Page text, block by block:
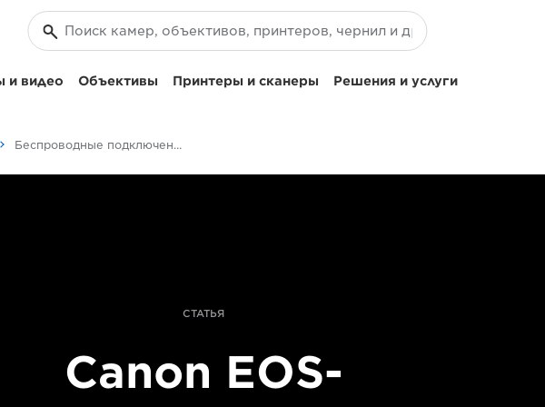
и видео Объективы Принтеры и сканеры Решения и услуги
Беспроводные подключения с Canon EOS-1D X Mark III
СТАТЬЯ
Canon EOS-